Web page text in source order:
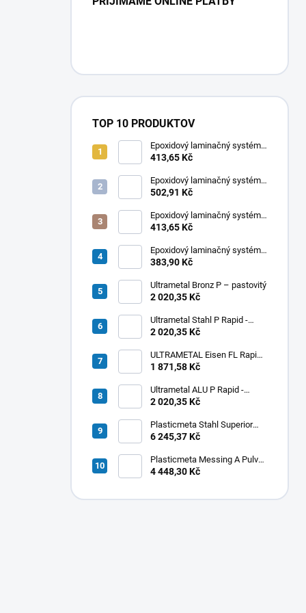
TOP 10 PRODUKTOV
Epoxidový laminačný systém
LETOXIT® PR102 + EM263
413,65 Kč
Epoxidový laminačný systém
LETOXIT® PR220 + EM316
502,91 Kč
Epoxidový laminačný systém
LETOXIT® PR220 + EM315
413,65 Kč
Epoxidový laminačný systém
LETOXIT® PR102 + EM420
383,90 Kč
Ultrametal Bronz P – pastovitý
2 020,35 Kč
Ultrametal Stahl P Rapid -
pastovitý
2 020,35 Kč
ULTRAMETAL Eisen FL Rapid -
tekutý
1 871,58 Kč
Ultrametal ALU P Rapid -
pastovitý
2 020,35 Kč
Plasticmeta Stahl Superior
Pulver - oceľ
6 245,37 Kč
Plasticmeta Messing A Pulver
- mosadz
4 448,30 Kč